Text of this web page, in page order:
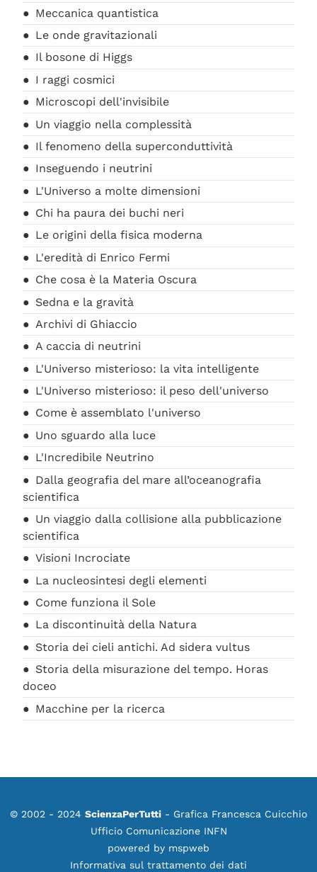
Meccanica quantistica
Le onde gravitazionali
Il bosone di Higgs
I raggi cosmici
Microscopi dell'invisibile
Un viaggio nella complessità
Il fenomeno della superconduttività
Inseguendo i neutrini
L'Universo a molte dimensioni
Chi ha paura dei buchi neri
Le origini della fisica moderna
L'eredità di Enrico Fermi
Che cosa è la Materia Oscura
Sedna e la gravità
Archivi di Ghiaccio
A caccia di neutrini
L'Universo misterioso: la vita intelligente
L'Universo misterioso: il peso dell'universo
Come è assemblato l'universo
Uno sguardo alla luce
L'Incredibile Neutrino
Dalla geografia del mare all’oceanografia
scientifica
Un viaggio dalla collisione alla pubblicazione
scientifica
Visioni Incrociate
La nucleosintesi degli elementi
Come funziona il Sole
La discontinuità della Natura
Storia dei cieli antichi. Ad sidera vultus
Storia della misurazione del tempo. Horas
doceo
Macchine per la ricerca
© 2002 - 2024 ScienzaPerTutti - Grafica Francesca Cuicchio
Ufficio Comunicazione INFN
powered by mspweb
Informativa sul trattamento dei dati